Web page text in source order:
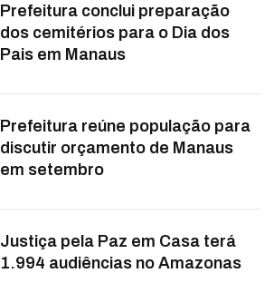
Prefeitura conclui preparação
dos cemitérios para o Dia dos
Pais em Manaus
Prefeitura reúne população para
discutir orçamento de Manaus
em setembro
Justiça pela Paz em Casa terá
1.994 audiências no Amazonas